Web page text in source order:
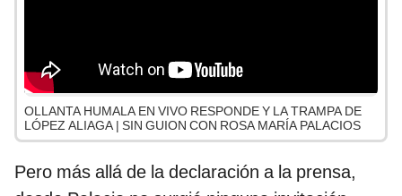
OLLANTA HUMALA EN VIVO RESPONDE Y LA TRAMPA DE
LÓPEZ ALIAGA | SIN GUION CON ROSA MARÍA PALACIOS
Pero más allá de la declaración a la prensa,